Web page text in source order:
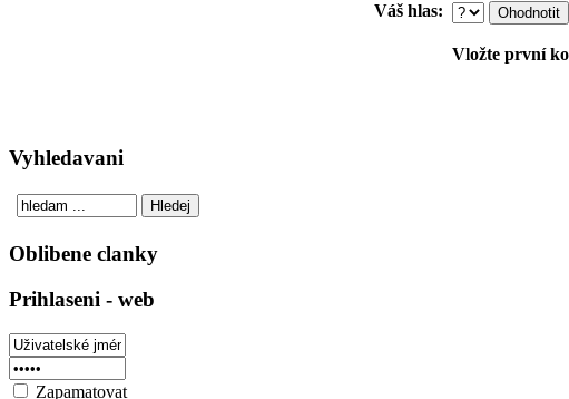
Váš hlas:
Vložte první
Vyhledavani
Oblibene clanky
Prihlaseni - web
Zapamatovat